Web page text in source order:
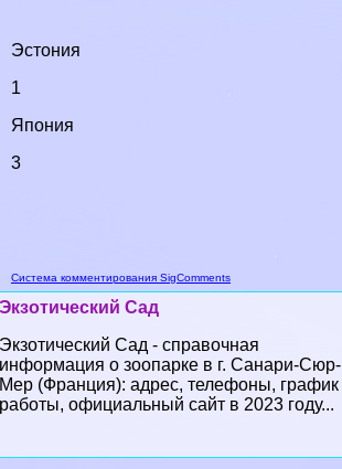
Эстония
1
Япония
3
Система комментирования SigComments
Экзотический Сад
Экзотический Сад - справочная
информация о зоопарке в г. Санари-Сюр-
Мер (Франция): адрес, телефоны, график
работы, официальный сайт в 2023 году...